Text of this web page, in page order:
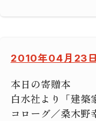
2010年04月23日
本日の寄贈本
白水社より「建築
コローグ／桑木野